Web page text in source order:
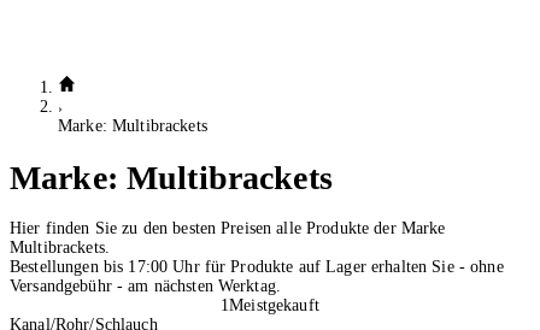
Marke: Multibrackets
Marke: Multibrackets
Hier finden Sie zu den besten Preisen alle Produkte der Marke
Multibrackets.
Bestellungen bis 17:00 Uhr für Produkte auf Lager erhalten Sie - ohne
Versandgebühr - am nächsten Werktag.
1Meistgekauft
Kanal/Rohr/Schlauch